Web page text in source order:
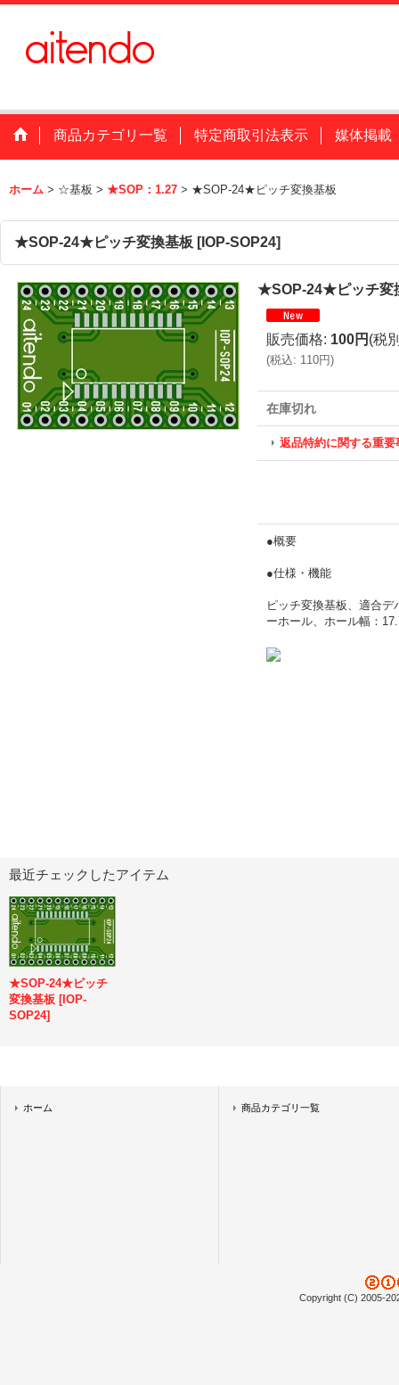
商品カテゴリ一覧 特定商取引法表示 媒体掲載
ホーム > ☆基板 > ★SOP：1.27 > ★SOP-24★ピッチ変換基板
★SOP-24★ピッチ変換基板 [IOP-SOP24]
★SOP-24★ピッチ変
販売価格: 100円 (税
(税込: 110円)
在庫切れ
返品特約に関する重要
●概要
●仕様・機能
ピッチ変換基板、適合
ーホール、ホール幅：
最近チェックしたアイテム
★SOP-24★ピッチ
変換基板 [IOP-
SOP24]
ホーム 商品カテゴリ一覧
Copyright (C) 2005-